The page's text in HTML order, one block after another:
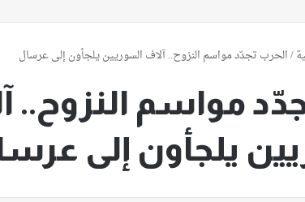
/الحرب تجدّد مواسم النزوح.. آلاف السوريين يلجأون إلى عرسال
مواسم النزوح..
يلجأون إلى